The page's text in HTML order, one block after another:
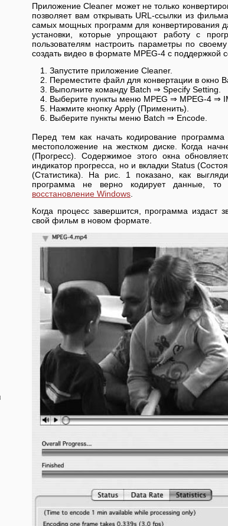
Приложение Cleaner может не только
позволяет вам открывать URL-ссылки из
самых мощных программ для конвертирования
установки, которые упрощают работу с
пользователям настроить параметры по
создать видео в формате MPEG-4 с поддержкой
Запустите приложение Cleaner.
Переместите файл для конвертации в окно
Выполните команду Batch ⇒ Specify Setting.
Выберите пункты меню MPEG ⇒ MPEG-4 ⇒
Нажмите кнопку Apply (Применить).
Выберите пункты меню Batch ⇒ Encode.
Перед тем как начать кодирование
местоположение на жестком диске. Когда
(Прогресс). Содержимое этого окна
индикатор прогресса, но и вкладки Status
(Статистика). На рис. 1 показано, как
программа не верно кодирует данные, то
восстановление Windows
Когда процесс завершится, программа издаст
свой фильм в новом формате.